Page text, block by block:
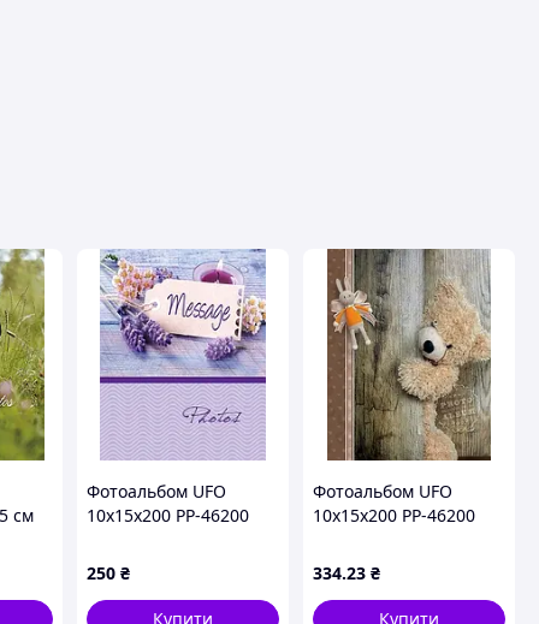
см
Фотоальбом UFO
10x15x200 PP-46200
250 ₴
Купити
Фотоальбом UFO
10x15x200 PP-46200
334.23 ₴
Купити